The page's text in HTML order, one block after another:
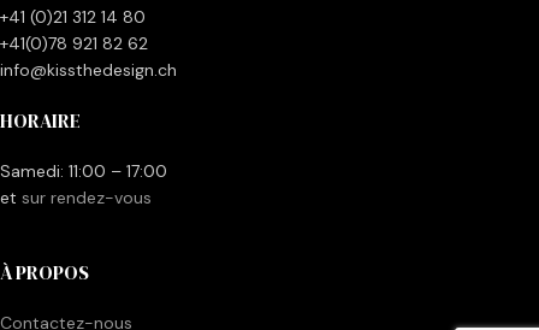
+41 (0)21 312 14 80
+41(0)78 921 82 62
info@kissthedesign.ch
HORAIRE
Samedi: 11:00 – 17:00
et sur rendez-vous
À PROPOS
Contactez-nous